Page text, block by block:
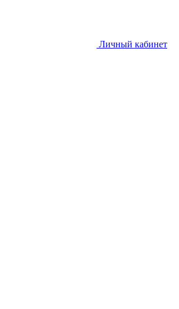
Личный кабинет